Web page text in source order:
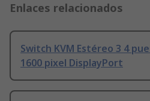
Enlaces relacionados
Switch KVM Estéreo 3 4
1600 pixel DisplayPort